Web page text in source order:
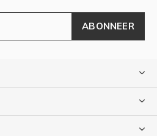
ABONNEER